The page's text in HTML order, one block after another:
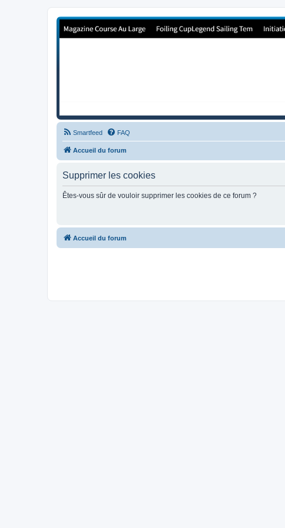
Forum de Cup In Europe
Smartfeed FAQ
Accueil du forum
Supprimer les cookies
Êtes-vous sûr de vouloir supprimer les cookies de ce forum ?
Accueil du forum